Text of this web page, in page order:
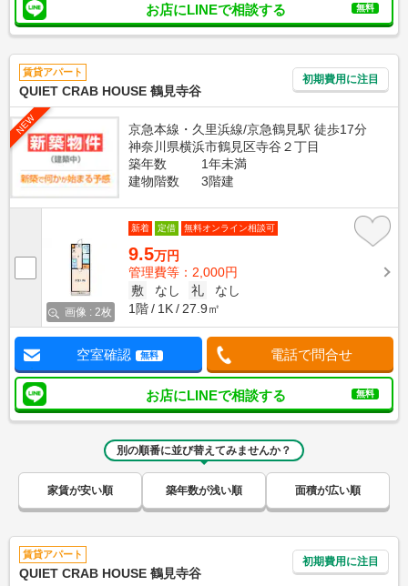
お店にLINEで相談する 無料
賃貸アパート
QUIET CRAB HOUSE 鶴見寺谷
初期費用に注目
NEW
京急本線・久里浜線/京急鶴見駅 徒歩17分
神奈川県横浜市鶴見区寺谷２丁目
築年数
1年未満
建物階数
3階建
画像 : 2枚
新着 定借 無料オンライン相談可
9.5万円
管理費等：2,000円
敷
なし 礼
なし
1階
1K 27.9㎡
空室確認 無料 電話で問合せ
お店にLINEで相談する 無料
別の順番に並び替えてみませんか？
家賃が安い順 築年数が浅い順 面積が広い順
賃貸アパート
QUIET CRAB HOUSE 鶴見寺谷
初期費用に注目